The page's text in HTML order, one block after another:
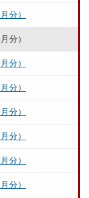
分）
分）
分）
分）
分）
分）
分）
分）